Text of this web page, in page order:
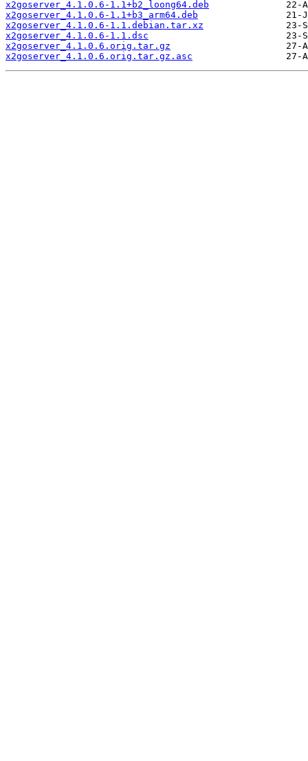
x2goserver_4.1.0.6-1.1+b2_loong64.deb
x2goserver_4.1.0.6-1.1+b3_arm64.deb
x2goserver_4.1.0.6-1.1.debian.tar.xz
x2goserver_4.1.0.6-1.1.dsc
x2goserver_4.1.0.6.orig.tar.gz
x2goserver_4.1.0.6.orig.tar.gz.asc